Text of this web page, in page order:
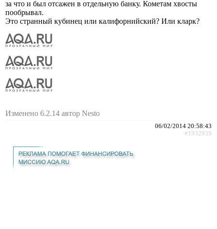
за что и был отсажен в отдельную банку. Кометам хвосты
пообрывал.
Это странный кубинец или калифорнийский? Или кларк?
Изменено 6.2.14 автор Nesto
06/02/2014 20:58:43
#1932939